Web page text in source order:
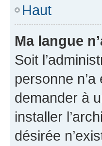
Haut
Ma langue
Soit
personne
demander à
installer
désirée